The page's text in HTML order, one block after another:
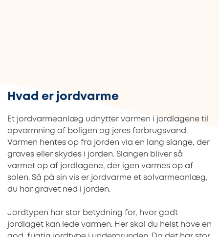
Hvad er jordvarme
Et jordvarmeanlæg udnytter varmen i jordlagene til
opvarmning af boligen og jeres forbrugsvand.
Varmen hentes op fra jorden via en lang slange, der
graves eller skydes i jorden. Slangen bliver så
varmet op af jordlagene, der igen varmes op af
solen. Så på sin vis er jordvarme et solvarmeanlæg,
du har gravet ned i jorden.
Jordtypen har stor betydning for, hvor godt
jordlaget kan lede varmen. Her skal du helst have en